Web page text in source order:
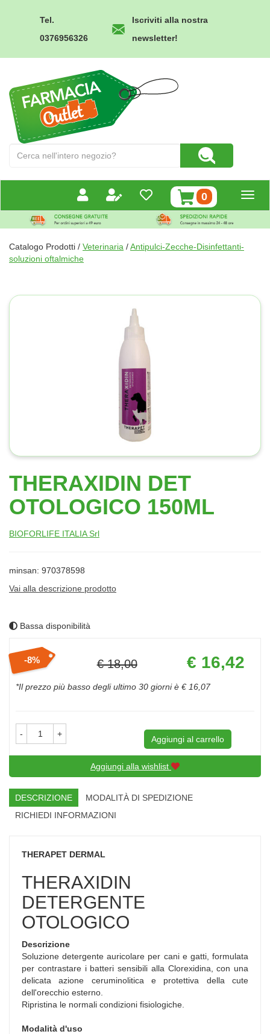
Tel.
0376956326
Iscriviti alla nostra
newsletter!
Outlet
Prodotto
Cerca Prodotto
0prodotti
inseriti
Catalogo Prodotti / Veterinaria /Antipulci-Zecche-Disinfettanti-
soluzioni oftalmiche
THERAXIDIN DET
OTOLOGICO 150ML
BIOFORLIFE ITALIA Srl
minsan: 970378598
Vai alla descrizione prodotto
Bassa disponibilità
Sconto
del
8% € 18,00
Prezzo
scontato
€ 16,42
*Il prezzo più basso degli ultimo 30 giorni è € 16,07
- +
Aggiungi al carrello
Aggiungi alla wishlist
DESCRIZIONE
MODALITÀ DI SPEDIZIONE
RICHIEDI INFORMAZIONI
THERAPET DERMAL
THERAXIDIN
DETERGENTE
OTOLOGICO
Descrizione
Soluzione detergente auricolare per cani e gatti, formulata
per contrastare i batteri sensibili alla Clorexidina, con una
delicata azione ceruminolitica e protettiva della cute
dell'orecchio esterno.
Ripristina le normali condizioni fisiologiche.
Modalità d'uso